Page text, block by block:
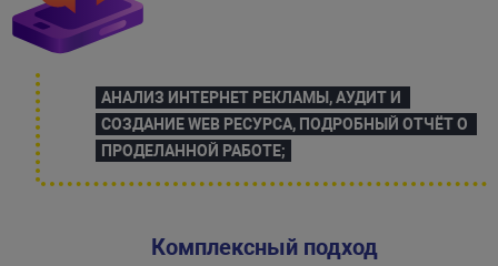
АНАЛИЗ ИНТЕРНЕТ РЕКЛАМЫ, АУДИТ И
СОЗДАНИЕ WEB РЕСУРСА, ПОДРОБНЫЙ ОТЧЁТ О
ПРОДЕЛАННОЙ РАБОТЕ;
Комплексный подход